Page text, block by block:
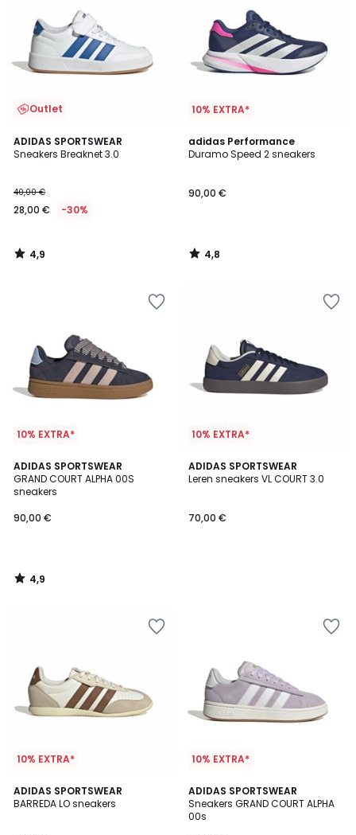
Outlet
ADIDAS SPORTSWEAR
Sneakers Breaknet 3.0
40,00 €
28,00 € -30%
4,9
/ 5
4,9
/
10% EXTRA*
adidas Performance
Duramo Speed 2 sneakers
90,00 €
4,8
/ 5
4,8
/
10% EXTRA*
ADIDAS SPORTSWEAR
GRAND COURT ALPHA 00S
sneakers
90,00 €
4,9
/ 5
4,9
/
10% EXTRA*
ADIDAS SPORTSWEAR
Leren sneakers VL COURT 3.0
70,00 €
10% EXTRA*
ADIDAS SPORTSWEAR
BARREDA LO sneakers
4,9
/ 5
2
Kleuren
10% EXTRA*
ADIDAS SPORTSWEAR
Sneakers GRAND COURT ALPHA
00s